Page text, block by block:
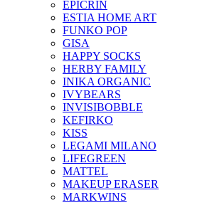
EPICRIN
ESTIA HOME ART
FUNKO POP
GISA
HAPPY SOCKS
HERBY FAMILY
INIKA ORGANIC
IVYBEARS
INVISIBOBBLE
KEFIRKO
KISS
LEGAMI MILANO
LIFEGREEN
MATTEL
MAKEUP ERASER
MARKWINS